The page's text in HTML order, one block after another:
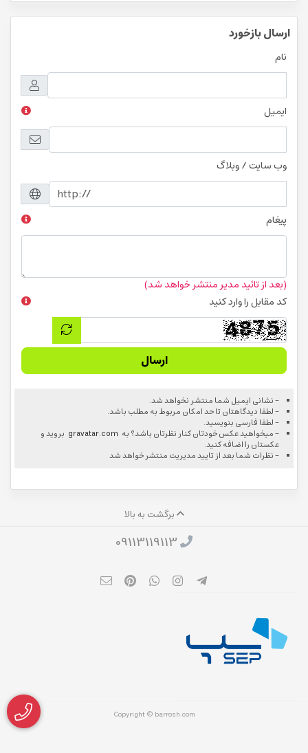
ارسال بازخورد
نام
ایمیل
وب سایت / وبلاگ
پیغام
(بعد از تائید مدیر منتشر خواهد شد)
کد مقابل را وارد کنید
ارسال
- نشانی ایمیل شما منتشر نخواهد شد.
- لطفا دیدگاهتان تا حد امکان مربوط به مطلب باشد.
- لطفا فارسی بنویسید.
- میخواهید عکس خودتان کنار نظرتان باشد؟ به gravatar.com بروید و
عکستان را اضافه کنید.
- نظرات شما بعد از تایید مدیریت منتشر خواهد شد
برگشت به بالا
09113119113
Copyright © barrosh.com